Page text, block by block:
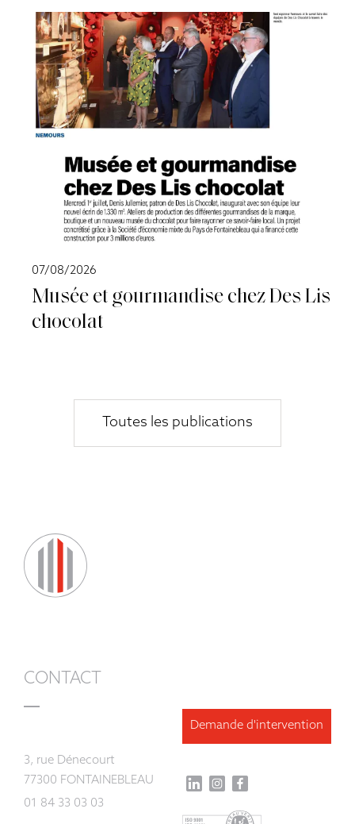
07/08/2026
Musée et gourmandise chez Des Lis
chocolat
Toutes les publications
CONTACT
3, rue Dénecourt
77300 FONTAINEBLEAU
01 84 33 03 03
Demande d'intervention